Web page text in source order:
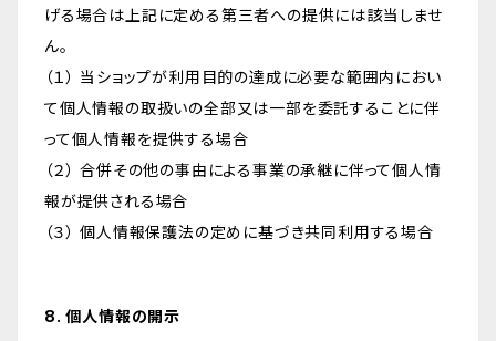
げる場合は上記に定める第三者への提供には該当しませ
ん。
（１） 当ショップが利用目的の達成に必要な範囲内におい
て個人情報の取扱いの全部又は一部を委託することに伴
って個人情報を提供する場合
（２） 合併その他の事由による事業の承継に伴って個人情
報が提供される場合
（３） 個人情報保護法の定めに基づき共同利用する場合
8. 個人情報の開示